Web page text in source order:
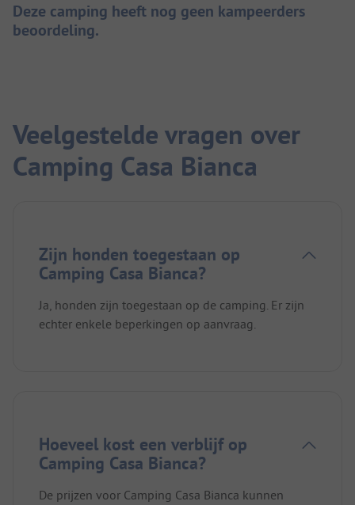
Deze camping heeft nog geen kampeerders
beoordeling.
Veelgestelde vragen over
Camping Casa Bianca
Zijn honden toegestaan op
Camping Casa Bianca?
Ja, honden zijn toegestaan op de camping. Er zijn
echter enkele beperkingen op aanvraag.
Hoeveel kost een verblijf op
Camping Casa Bianca?
De prijzen voor Camping Casa Bianca kunnen